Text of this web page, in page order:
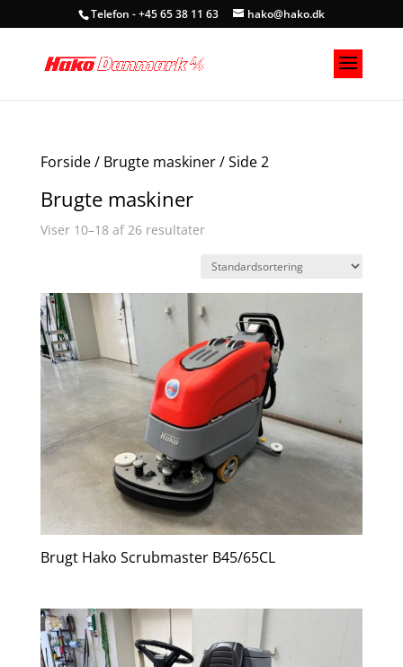
Telefon - +45 65 38 11 63 hako@hako.dk
Forside/ Brugte maskiner/ Side 2
Brugte maskiner
Viser 10–18 af 26 resultater
Brugt Hako Scrubmaster B45/65CL